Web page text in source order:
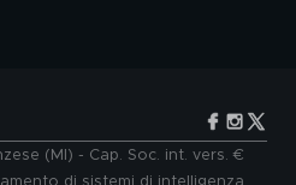
(MI) - Cap. Soc. int. vers. €